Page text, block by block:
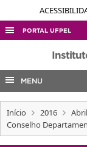
PORTAL UFPEL
ACESSO À
AUDITORIA
COBALTO
CONCURSOS
MENU
Início 2016 Abril
Conselho